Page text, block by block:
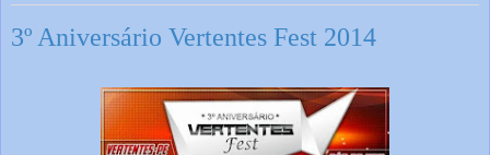
3º Aniversário Vertentes Fest 2014